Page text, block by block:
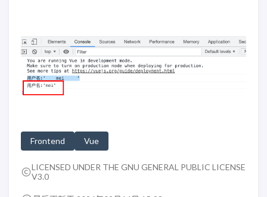
Frontend Vue
LICENSED UNDER THE GNU GENERAL PUBLIC LICENSE
V3.0